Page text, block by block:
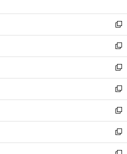
開
く
ウ
で
開
く
ン
ド
ウ
で
開
く
ウ
ィ
ン
ド
ウ
で
開
く
新
し
い
ウ
ィ
ン
ド
ウ
で
開
く
新
し
い
ウ
ィ
ン
ド
ウ
で
開
新
し
い
ウ
ィ
ン
ド
ウ
新
し
い
ウ
ィ
ン
新
し
い
ウ
新
し